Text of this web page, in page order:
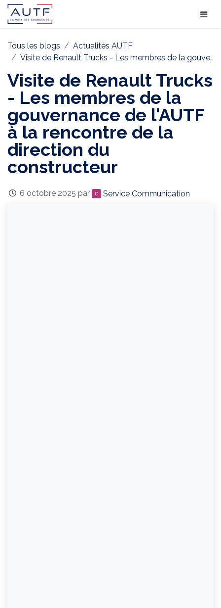
Tous les blogs
Actualités AUTF
Visite de Renault Trucks - Les membres de la gouvernance de l'AUTF à la rencontre de la direction du constructeur
Visite de Renault Trucks
- Les membres de la
gouvernance de l'AUTF
à la rencontre de la
direction du
constructeur
6 octobre 2025 par Service Communication